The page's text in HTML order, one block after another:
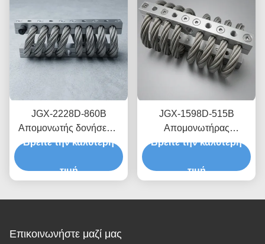
JGX-2228D-860B
Απομονωτής δονήσεων
συρματόπλεγματος
σύνθεση Ταχεία
Προσαρμόσιμος
Βρείτε την καλύτερη
τιμή
JGX-1598D-515B
Απομονωτήρας
κραδασμών με
παρέχει κλιμακούμενη
απομόνωση θορύβου
Βρείτε την καλύτερη
τιμή
Επικοινωνήστε μαζί μας